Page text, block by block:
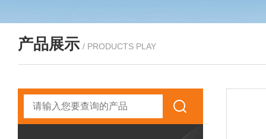
产品展示 / PRODUCTS PLAY